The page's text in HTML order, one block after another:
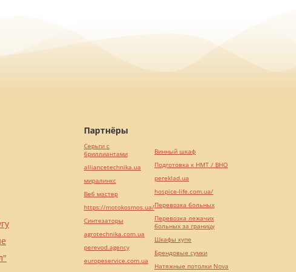
Партнёры
Серьги с
бриллиантами
alliancetechnika.ua
миралинкс
Веб мастер
https://motokosmos.ua/
Синтезаторы
agrotechnika.com.ua
perevod.agency
europeservice.com.ua
Винный шкаф
Подготовка к НМТ / ВНО
pereklad.ua
hospice-life.com.ua/
Перевозка больных
Перевозка лежачих
больных за границу
Шкафы купе
Брендовые сумки
Натяжные потолки Nova